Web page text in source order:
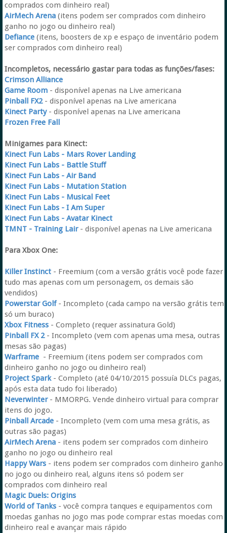
comprados com dinheiro real)
AirMech Arena(itens podem ser comprados com dinheiro
ganho no jogo ou dinheiro real)
Defiance (itens, boosters de xp e espaço de inventário podem
ser comprados com dinheiro real)
Incompletos, necessário gastar para todas as funções/fases:
Crimson Alliance
Game Room- disponível apenas na Live americana
Pinball FX2- disponível apenas na Live americana
Kinect Party- disponível apenas na Live americana
Frozen Free Fall
Minigames para Kinect:
Kinect Fun Labs - Mars Rover Landing
Kinect Fun Labs - Battle Stuff
Kinect Fun Labs - Air Band
Kinect Fun Labs - Mutation Station
Kinect Fun Labs - Musical Feet
Kinect Fun Labs - I Am Super
Kinect Fun Labs - Avatar Kinect
TMNT - Training Lair- disponível apenas na Live americana
Para Xbox One:
Killer Instinct- Freemium (com a versão grátis você pode fazer
tudo mas apenas com um personagem, os demais são
vendidos)
Powerstar Golf- Incompleto (cada campo na versão grátis tem
só um buraco)
Xbox Fitness- Completo (requer assinatura Gold)
Pinball FX 2- Incompleto (vem com apenas uma mesa, outras
mesas são pagas)
Warframe- Freemium (itens podem ser comprados com
dinheiro ganho no jogo ou dinheiro real)
Project Spark- Completo (até 04/10/2015 possuía DLCs pagas,
após esta data tudo foi liberado)
Neverwinter- MMORPG. Vende dinheiro virtual para comprar
itens do jogo.
Pinball Arcade- Incompleto (vem com uma mesa grátis, as
outras são pagas)
AirMech Arena- itens podem ser comprados com dinheiro
ganho no jogo ou dinheiro real
Happy Wars- itens podem ser comprados com dinheiro ganho
no jogo ou dinheiro real, alguns itens só podem ser
comprados com dinheiro real
Magic Duels: Origins
World of Tanks- você compra tanques e equipamentos com
moedas ganhas no jogo mas pode comprar estas moedas com
dinheiro real e avançar mais rápido